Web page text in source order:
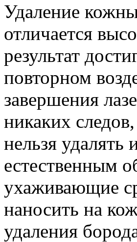
Удаление
отличается
результат
повторном
завершения
никаких
нельзя
естественным
ухаживающие
наносить на
удаления